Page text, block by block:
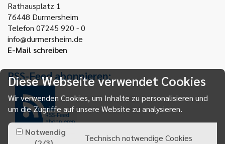
Rathausplatz 1
76448 Durmersheim
Telefon 07245 920 - 0
info@durmersheim.de
E-Mail schreiben
RSS-Feed abonnieren:
RSS-Feed
abonnieren
Diese Webseite verwendet Cookies
Wir verwenden Cookies, um Inhalte zu personalisieren und
um die Zugriffe auf unsere Website zu analysieren.
Notwendig
Technisch notwendige Cookies